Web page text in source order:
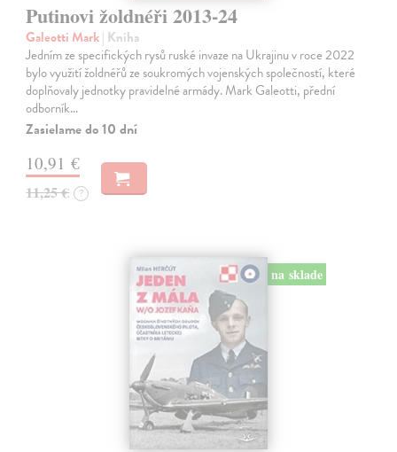
Putinovi žoldnéři 2013-24
Galeotti Mark| Kniha
Jedním ze specifických rysů ruské invaze na Ukrajinu v roce 2022
bylo využití žoldnéřů ze soukromých vojenských společností, které
doplňovaly jednotky pravidelné armády. Mark Galeotti, přední
odborník…
Zasielame do 10 dní
10,91 €
11,25 € ?
na sklade